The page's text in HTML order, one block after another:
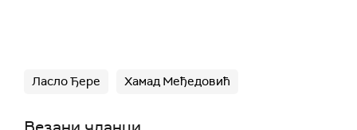
Ласло Ђере Хамад Међедовић